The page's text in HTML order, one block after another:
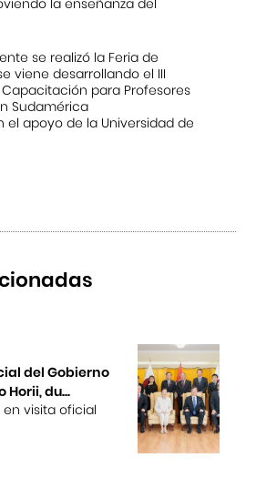
la enseñanza del
se realizó la Feria de
viene desarrollando el III
para Profesores
Sudamérica
el apoyo de la Universidad de
del Gobierno
Horii, du...
en visita oficial